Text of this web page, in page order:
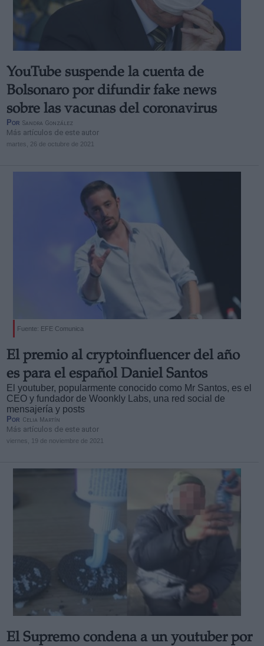
YouTube suspende la cuenta de
Bolsonaro por difundir fake news
sobre las vacunas del coronavirus
Por Sandra González
Más artículos de este autor
martes, 26 de octubre de 2021
Fuente: EFE Comunica
El premio al cryptoinfluencer del año
es para el español Daniel Santos
El youtuber, popularmente conocido como Mr Santos, es el
CEO y fundador de Woonkly Labs, una red social de
mensajería y posts
Por Celia Martín
Más artículos de este autor
viernes, 19 de noviembre de 2021
El Supremo condena a un youtuber por